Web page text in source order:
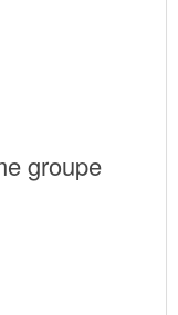
groupe